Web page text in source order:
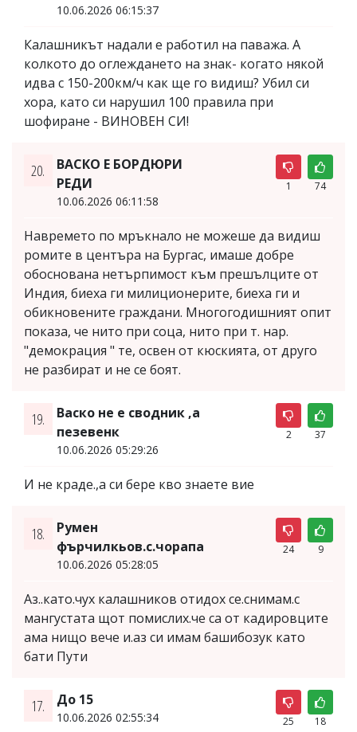
10.06.2026 06:15:37
Калашникът надали е работил на паважа. А
колкото до оглеждането на знак- когато някой
идва с 150-200км/ч как ще го видиш? Убил си
хора, като си нарушил 100 правила при
шофиране - ВИНОВЕН СИ!
20.
ВАСКО Е БОРДЮРИ
РЕДИ
10.06.2026 06:11:58
1 74
Навремето по мръкнало не можеше да видиш
ромите в центъра на Бургас, имаше добре
обоснована нетърпимост към прешълците от
Индия, биеха ги милиционерите, биеха ги и
обикновените граждани. Многогодишният опит
показа, че нито при соца, нито при т. нар.
"демокрация " те, освен от кюскията, от друго
не разбират и не се боят.
19.
Васко не е сводник ,а
пезевенк
10.06.2026 05:29:26
2 37
И не краде.,а си бере кво знаете вие
18.
Румен
фърчилкьов.с.чорапа
10.06.2026 05:28:05
24 9
Аз..като.чух калашников отидох се.снимам.с
мангустата щот помислих.че са от кадировците
ама нищо вече и.аз си имам башибозук като
бати Пути
17. До 15
10.06.2026 02:55:34 25 18